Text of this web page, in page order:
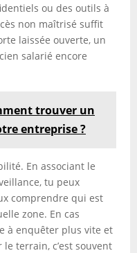
ou des outils à
non maîtrisé suffit
laissée ouverte, un
salarié encore
trouver un
entreprise ?
En associant le
tu peux
comprendre qui est
zone. En cas
à enquêter plus vite et
terrain, c’est souvent